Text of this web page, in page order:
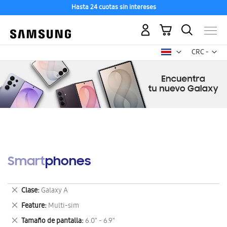
Hasta 24 cuotas sin intereses
CRC -
colón
Mi carrito
Smartphones
Clase Galaxy A
Eliminar
este
artículo
Feature Multi-sim
Eliminar
este
Tamaño de pantalla 6.0" - 6.9"
Eliminar